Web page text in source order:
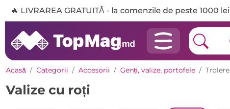
🔥 LIVRAREA GRATUITĂ - la comenzile de peste 1000 lei
Acasă Categorii Accesorii Genți, valize, portofele Trolere
Valize cu roți